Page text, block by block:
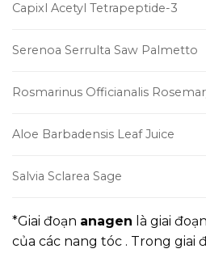
Capixl Acetyl Tetrapeptide-3
Serenoa Serrulta Saw Palmetto
Rosmarinus Officianalis
Aloe Barbadensis Leaf Juice
Salvia Sclarea Sage
*Giai đoạn anagen là giai
của các nang tóc . Trong giai